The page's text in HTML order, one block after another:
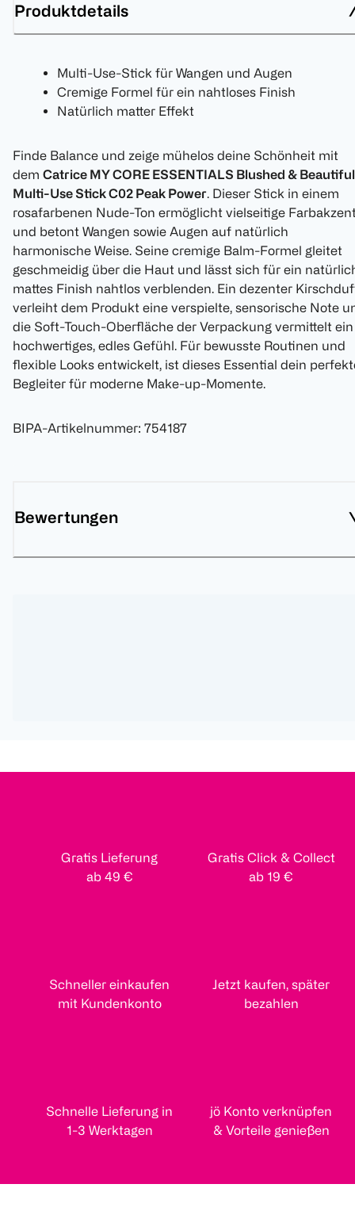
Produktdetails
Multi-Use-Stick für Wangen und Augen
Cremige Formel für ein nahtloses Finish
Natürlich matter Effekt
Finde Balance und zeige mühelos deine Schönheit mit
dem Catrice MY CORE ESSENTIALS Blushed & Beautiful
Multi-Use Stick C02 Peak Power. Dieser Stick in einem
rosafarbenen Nude-Ton ermöglicht vielseitige
und betont Wangen sowie Augen auf natürlich
harmonische Weise. Seine cremige Balm-Formel gleitet
geschmeidig über die Haut und lässt sich für ein
mattes Finish nahtlos verblenden. Ein dezenter
verleiht dem Produkt eine verspielte, sensorische Note
die Soft-Touch-Oberfläche der Verpackung vermittelt ein
hochwertiges, edles Gefühl. Für bewusste Routinen und
flexible Looks entwickelt, ist dieses Essential dein
Begleiter für moderne Make-up-Momente.
BIPA-Artikelnummer: 754187
Bewertungen
Gratis Lieferung
ab 49 €
Gratis Click & Collect
ab 19 €
Schneller einkaufen
mit Kundenkonto
Jetzt kaufen, später
bezahlen
Schnelle Lieferung in
1-3 Werktagen
jö Konto verknüpfen
& Vorteile genießen